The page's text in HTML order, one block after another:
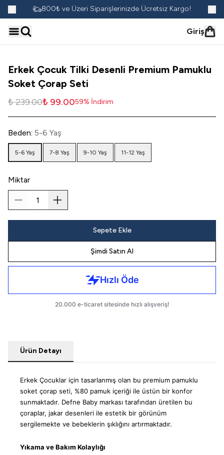
800₺ ve Üzeri Siparişlerinizde Ücretsiz Kargo!
Giriş
Erkek Çocuk Tilki Desenli Premium Pamuklu
Soket Çorap Seti
₺ 239.00₺ 99.0059% İndirim
Beden: 5-6 Yaş
5-6 Yaş 7-8 Yaş 9-10 Yaş 11-12 Yaş
Miktar
Sepete Ekle
Şimdi Satın Al
Ürün Detayı
Erkek Çocuklar için tasarlanmış olan bu premium pamuklu
soket çorap seti, %80 pamuk içeriği ile üstün bir konfor
sunmaktadır. Defne Baby markası tarafından üretilen bu
çoraplar, jakar desenleri ile estetik bir görünüm
sergilemekte ve bebeklerin şıklığını artırmaktadır.
Yıkama ve Bakım Kolaylığı